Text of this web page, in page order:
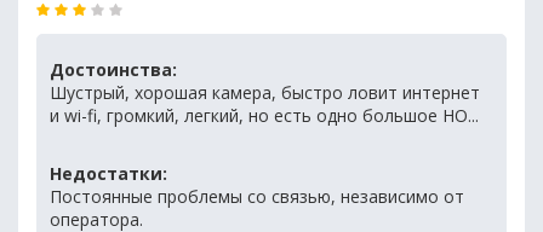
Достоинства:
Шустрый, хорошая камера, быстро ловит интернет
и wi-fi, громкий, легкий, но есть одно большое НО...
Недостатки:
Постоянные проблемы со связью, независимо от
оператора.